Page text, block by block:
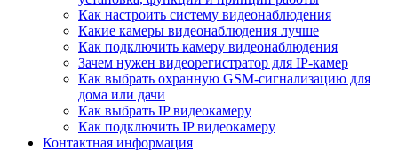
Как настроить систему видеонаблюдения
Какие камеры видеонаблюдения лучше
Как подключить камеру видеонаблюдения
Зачем нужен видеорегистратор для IP-камер
Как выбрать охранную GSM-сигнализацию для
дома или дачи
Как выбрать IP видеокамеру
Как подключить IP видеокамеру
Контактная информация